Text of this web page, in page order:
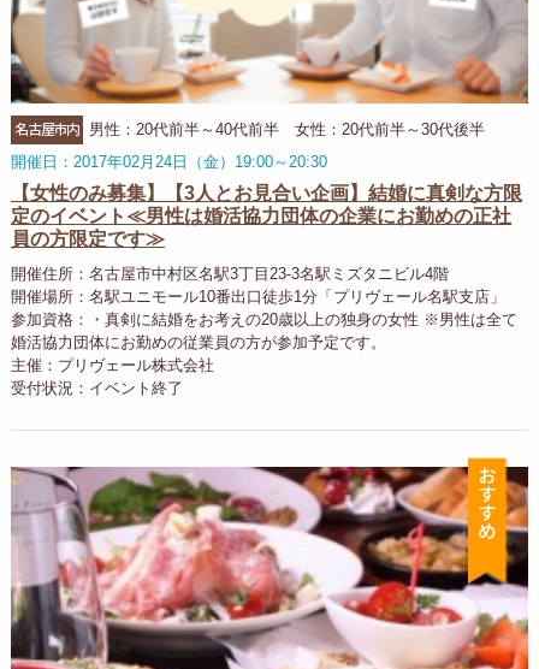
名古屋市内
男性：20代前半～40代前半 女性：20代前半～30代後半
開催日：2017年02月24日（金）19:00～20:30
【女性のみ募集】【3人とお見合い企画】結婚に真剣な方限
定のイベント≪男性は婚活協力団体の企業にお勤めの正社
員の方限定です≫
開催住所：名古屋市中村区名駅3丁目23-3名駅ミズタニビル4階
開催場所：名駅ユニモール10番出口徒歩1分「プリヴェール名駅支店」
参加資格：・真剣に結婚をお考えの20歳以上の独身の女性 ※男性は全て
婚活協力団体にお勤めの従業員の方が参加予定です。
主催：プリヴェール株式会社
受付状況：イベント終了
お